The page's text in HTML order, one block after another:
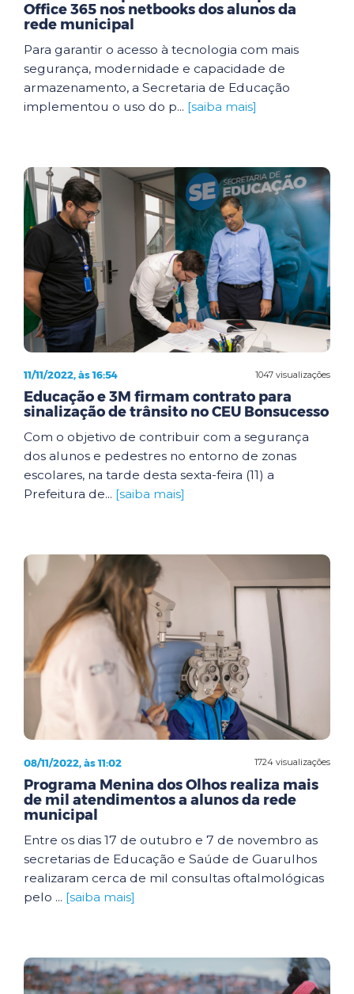
Office 365 nos netbooks dos alunos da
rede municipal
Para garantir o acesso à tecnologia com mais
segurança, modernidade e capacidade de
armazenamento, a Secretaria de Educação
implementou o uso do p... [saiba mais]
1047 visualizações
11/11/2022, às 16:54
Educação e 3M firmam contrato para
sinalização de trânsito no CEU Bonsucesso
Com o objetivo de contribuir com a segurança
dos alunos e pedestres no entorno de zonas
escolares, na tarde desta sexta-feira (11) a
Prefeitura de... [saiba mais]
1724 visualizações
08/11/2022, às 11:02
Programa Menina dos Olhos realiza mais
de mil atendimentos a alunos da rede
municipal
Entre os dias 17 de outubro e 7 de novembro as
secretarias de Educação e Saúde de Guarulhos
realizaram cerca de mil consultas oftalmológicas
pelo ... [saiba mais]